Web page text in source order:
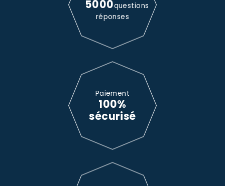
5000questions
réponses
Paiement
100%
sécurisé